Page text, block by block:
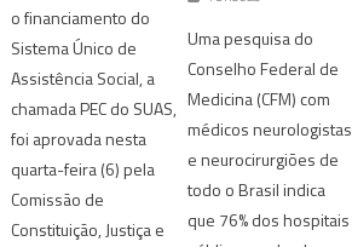
o financiamento do
Sistema Único de
Assistência Social, a
chamada PEC do SUAS,
foi aprovada nesta
quarta-feira (6) pela
Comissão de
Constituição, Justiça e
Uma pesquisa do
Conselho Federal de
Medicina (CFM) com
médicos neurologistas
e neurocirurgiões de
todo o Brasil indica
que 76% dos hospitais